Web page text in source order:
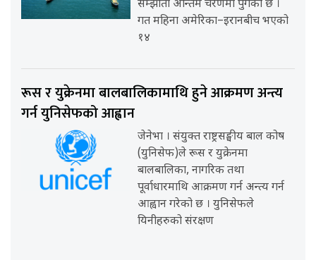
सम्झौता अन्तिम चरणमा पुगेको छ ।
गत महिना अमेरिका–इरानबीच भएको
१४
रूस र युक्रेनमा बालबालिकामाथि हुने आक्रमण अन्त्य
गर्न युनिसेफको आह्वान
जेनेभा । संयुक्त राष्ट्रसङ्घीय बाल कोष
(युनिसेफ)ले रूस र युक्रेनमा
बालबालिका, नागरिक तथा
पूर्वाधारमाथि आक्रमण गर्न अन्त्य गर्न
आह्वान गरेको छ । युनिसेफले
यिनीहरुको संरक्षण